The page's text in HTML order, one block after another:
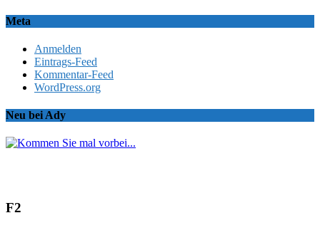
Meta
Anmelden
Eintrags-Feed
Kommentar-Feed
WordPress.org
Neu bei Ady
F2